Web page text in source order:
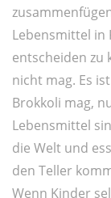
Lebensmittel in
entscheiden zu
nicht mag. Es
Brokkoli mag,
Lebensmittel
die Welt und
den Teller
Wenn Kinder